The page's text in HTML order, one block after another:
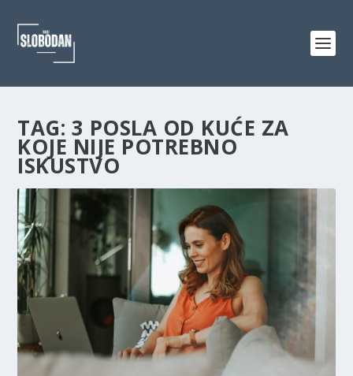
TAG: 3 POSLA OD KUĆE ZA
KOJE NIJE POTREBNO
ISKUSTVO